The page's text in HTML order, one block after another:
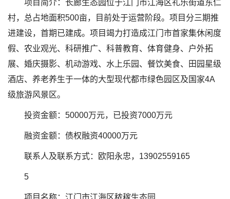
项目简介：长廊生态园位于江门市江海区礼乐街道东仁
村，总占地面积500亩，目前处于运营阶段。项目分三期推
进建设，首期已建成。项目竭力打造成江门市首家集休闲度
假、农业观光、科研推广、科普教育、体育健身、户外拓
展、婚庆摄影、机动游戏、水上乐园、餐饮美食、田园星级
酒店、养老养生于一体的大型现代都市绿色园区及国家4A
级旅游风景区。
投资金额：50000万元，已投资7000万元
融资金额：债权融资40000万元
联系人及联系方式：欧阳永忠，13902559165
5
项目名称：江门市江海区秾稼生态园